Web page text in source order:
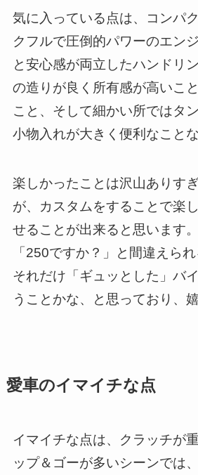
気に入っている点は、コンパ
クフルで圧倒的パワーのエン
と安心感が両立したハンドリ
の造りが良く所有感が高いこ
こと、そして細かい所ではタ
小物入れが大きく便利なことな
楽しかったことは沢山ありす
が、カスタムをすることで楽
せることが出来ると思います
「250ですか？」と間違えられ
それだけ「ギュッとした」バ
うことかな、と思っており、
愛車のイマイチな点
イマイチな点は、クラッチが
ップ＆ゴーが多いシーンでは